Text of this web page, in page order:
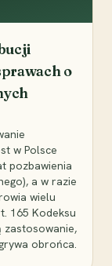
o
w Polsce
pozbawienia
a w razie
wielu
165 Kodeksu
zastosowanie,
obrońca.